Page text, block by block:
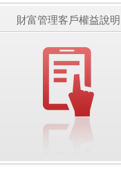
財富管理客戶權益說明